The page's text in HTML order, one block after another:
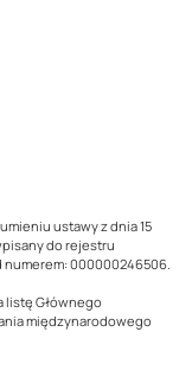
ustawy z dnia 15
do rejestru
000000246506.
listę Głównego
międzynarodowego